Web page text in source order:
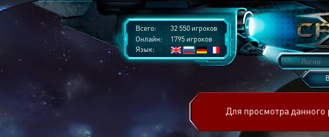
Всего:
32 550 игроков
Онлайн:
1795 игроков
Язык:
Для просмотра данного